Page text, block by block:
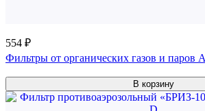
554 ₽
Фильтры от органических газов и паров
В корзину